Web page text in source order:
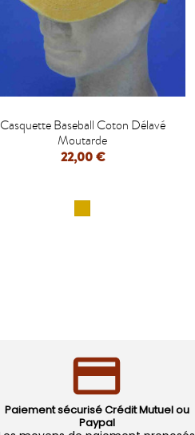

Casquette Baseball Coton Délavé
Moutarde
22,00 €
APERÇU RAPIDE
Paiement sécurisé Crédit Mutuel ou
Paypal